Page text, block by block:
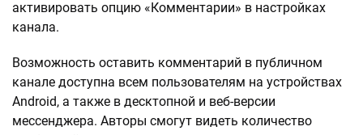
активировать опцию «Комментарии» в настройках
канала.
Возможность оставить комментарий в публичном
канале доступна всем пользователям на устройствах
Android, а также в десктопной и веб-версии
мессенджера. Авторы смогут видеть количество